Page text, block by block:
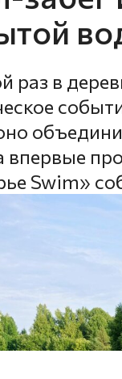
раз в
впервые
Swim»